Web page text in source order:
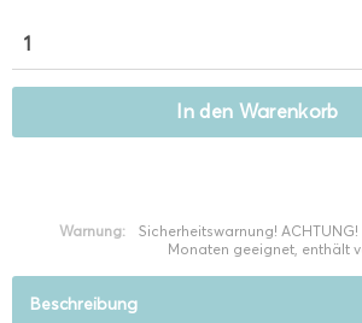
In den Warenkorb
Warnung:
Sicherheitswarnung!
Monaten geeignet, enthält
Beschreibung